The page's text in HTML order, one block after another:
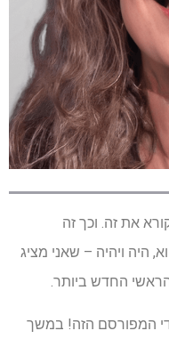
את זה. וכך זה
היה ויהיה – שאני מציג
החדש ביותר.
המפורסם הזה! במשך